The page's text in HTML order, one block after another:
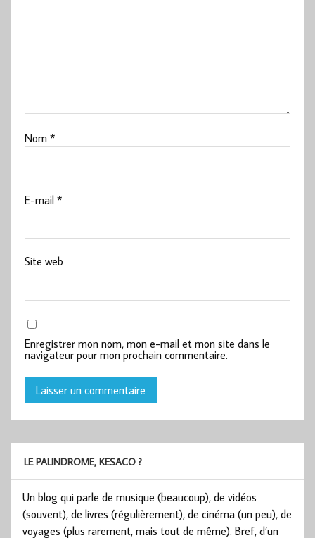
Nom*
E-mail*
Site web
Enregistrer mon nom, mon e-mail et mon site dans le
navigateur pour mon prochain commentaire.
LE PALINDROME, KESACO ?
Un blog qui parle de musique (beaucoup), de vidéos
(souvent), de livres (régulièrement), de cinéma (un peu), de
voyages (plus rarement, mais tout de même). Bref, d’un